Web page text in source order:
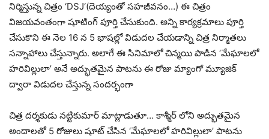
నిర్మిస్తున్న చిత్రం ‘DSJ‘(దెయ్యంతో సహజీవనం…) ఈ చిత్రం
విజయవంతంగా షూటింగ్ పూర్తి చేసుకుంది. అన్ని కార్యక్రమాలు పూర్తి
చేసుకొని ఈ నెల 16 న 5 భాషల్లో విడుదల చేయడాన్ని చిత్ర నిర్మాతలు
సన్నాహాలు చేస్తున్నారు. అలాగే ఈ సినిమాలో చిన్మయి పాడిన ‘మేఘాలలో
హరివిల్లులా’ అనే అద్భుతమైన పాటను ఈ రోజు మ్యాంగో మ్యూజిక్
ద్వారా విడుదల చేస్తున్న సందర్భంగా
చిత్ర దర్శకుడు నట్టికుమార్ మాట్లాడుతూ… కాశ్మీర్ లోని అద్భుతమైన
అందాలతో 5 రోజులు షూట్ చేసిన ‘మేఘాలలో హరివిల్లులా’ పాటను